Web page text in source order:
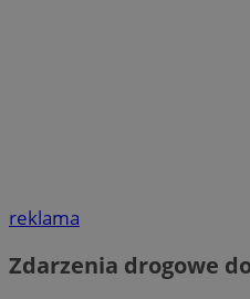
reklama
Zdarzenia drogowe